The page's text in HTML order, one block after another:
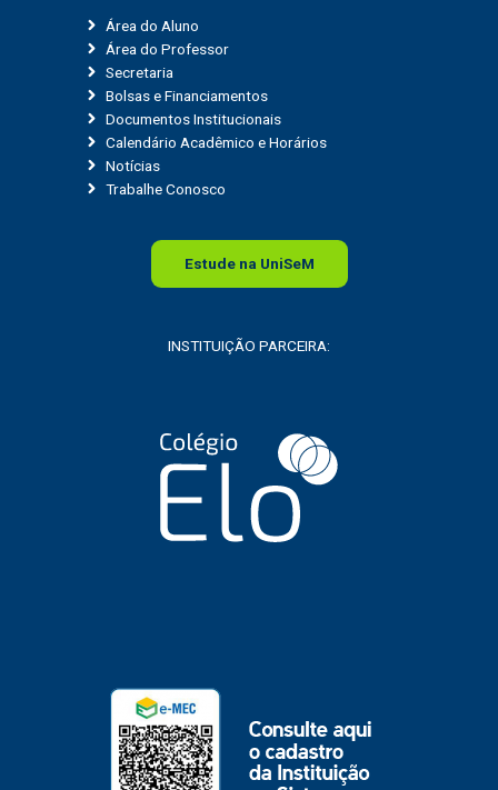
Área do Aluno
Área do Professor
Secretaria
Bolsas e Financiamentos
Documentos Institucionais
Calendário Acadêmico e Horários
Notícias
Trabalhe Conosco
Estude na UniSeM
INSTITUIÇÃO PARCEIRA: